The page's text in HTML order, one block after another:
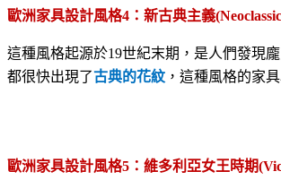
歐洲家具設計風格4 ：新古典主義
這種風格起源於19世紀末期，是人們發現
都很快出現了古典的花紋 ，這種風格的家
歐洲家具設計風格5 ：維多利亞女王時期